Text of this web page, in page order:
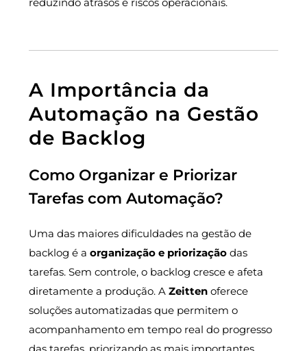
A Importância da
Automação na Gestão
de Backlog
Como Organizar e Priorizar
Tarefas com Automação?
Uma das maiores dificuldades na gestão de
backlog é a organização e priorizaçãodas
tarefas. Sem controle, o backlog cresce e afeta
diretamente a produção. A Zeittenoferece
soluções automatizadas que permitem o
acompanhamento em tempo real do progresso